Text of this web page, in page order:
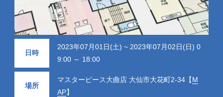
日時
2023年07月01日(土) ~ 2023年07月02日(日) 0
9:00 ～ 18:00
場所
マスターピース大曲店 大仙市大花町2-34【M
AP】